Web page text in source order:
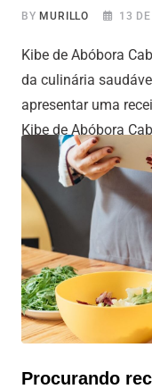
BYMURILLO 13
Kibe de Abóbora
da culinária
apresentar uma
Kibe de Abóbora
vegetariana do
abóbora cabotiã
Vamos a
Procurando